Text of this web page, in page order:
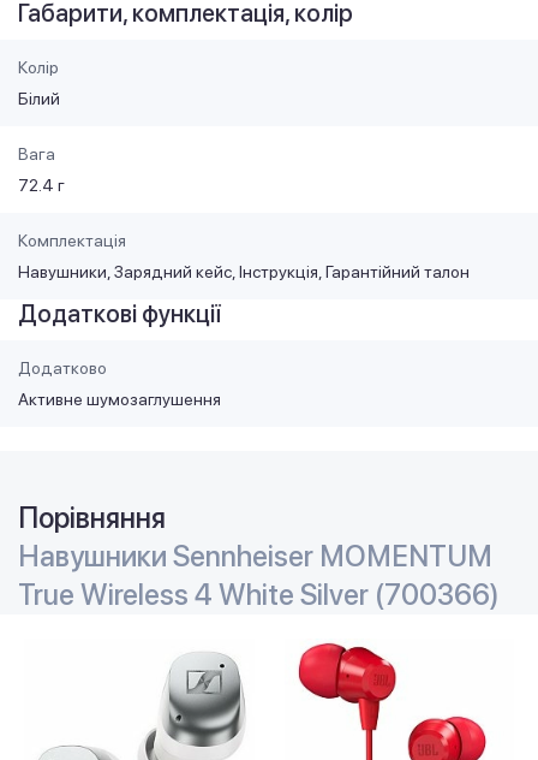
Габарити, комплектація, колір
Колір
Білий
Вага
72.4 г
Комплектація
Навушники, Зарядний кейс, Інструкція, Гарантійний талон
Додаткові функції
Додатково
Активне шумозаглушення
Порівняння
Навушники Sennheiser MOMENTUM
True Wireless 4 White Silver (700366)